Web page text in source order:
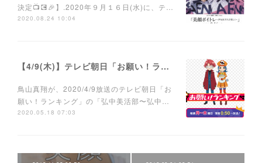
決定📺💽🎉】.2020年９月１６日(水)に、テ…
2020.08.24 10:04
【4/9(木)】テレビ朝日「お願い！ランキング」に鳥山真翔ゲスト出演。
鳥山真翔が、2020/4/9放送のテレビ朝日「お
願い！ランキング」の「弘中美活部〜弘中…
2020.05.18 07:03